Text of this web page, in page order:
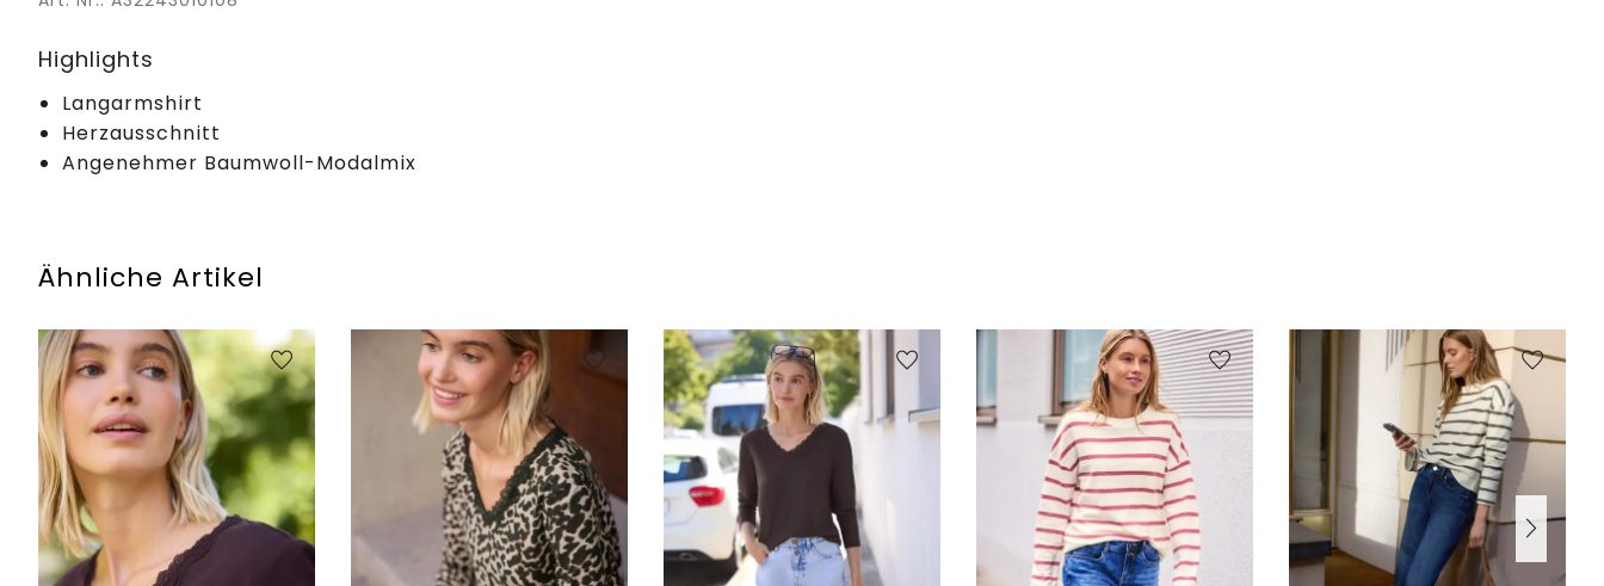
Highlights
Langarmshirt
Herzausschnitt
Angenehmer Baumwoll-Modalmix
Ähnliche Artikel